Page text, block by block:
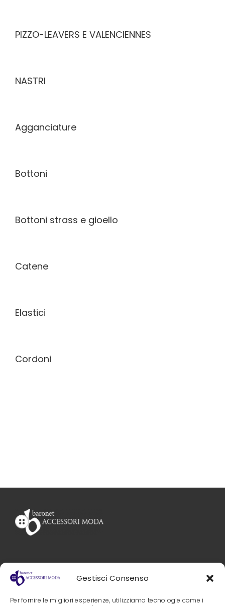
Gestisci Consenso
Per fornire le migliori esperienze, utilizziamo tecnologie come i
PIZZO-LEAVERS E VALENCIENNES
NASTRI
Agganciature
Bottoni
Bottoni strass e gioello
Catene
Elastici
Cordoni